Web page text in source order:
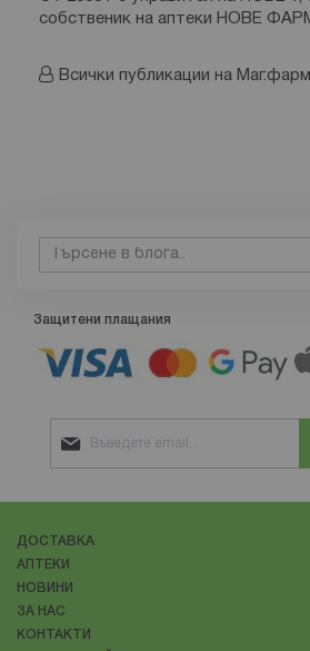
собственик на аптеки НОВЕ
Всички публикации на
Търсене
Защитени плащания
ДОСТАВКА
АПТЕКИ
НОВИНИ
ЗА НАС
КОНТАКТИ